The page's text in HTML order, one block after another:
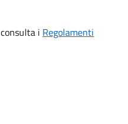
i Regolamenti